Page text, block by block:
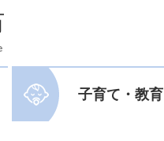
子育て・教育